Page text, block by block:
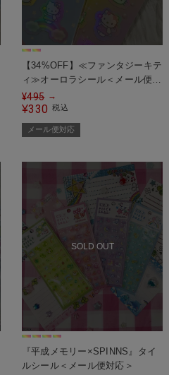
【34%OFF】≪ファンタジーキテ
ィ≫オーロラシール＜メール便対
応＞
¥495 →
¥330 税込
メール便対応
SOLD OUT
『平成メモリー×SPINNS』タイ
ルシール＜メール便対応＞